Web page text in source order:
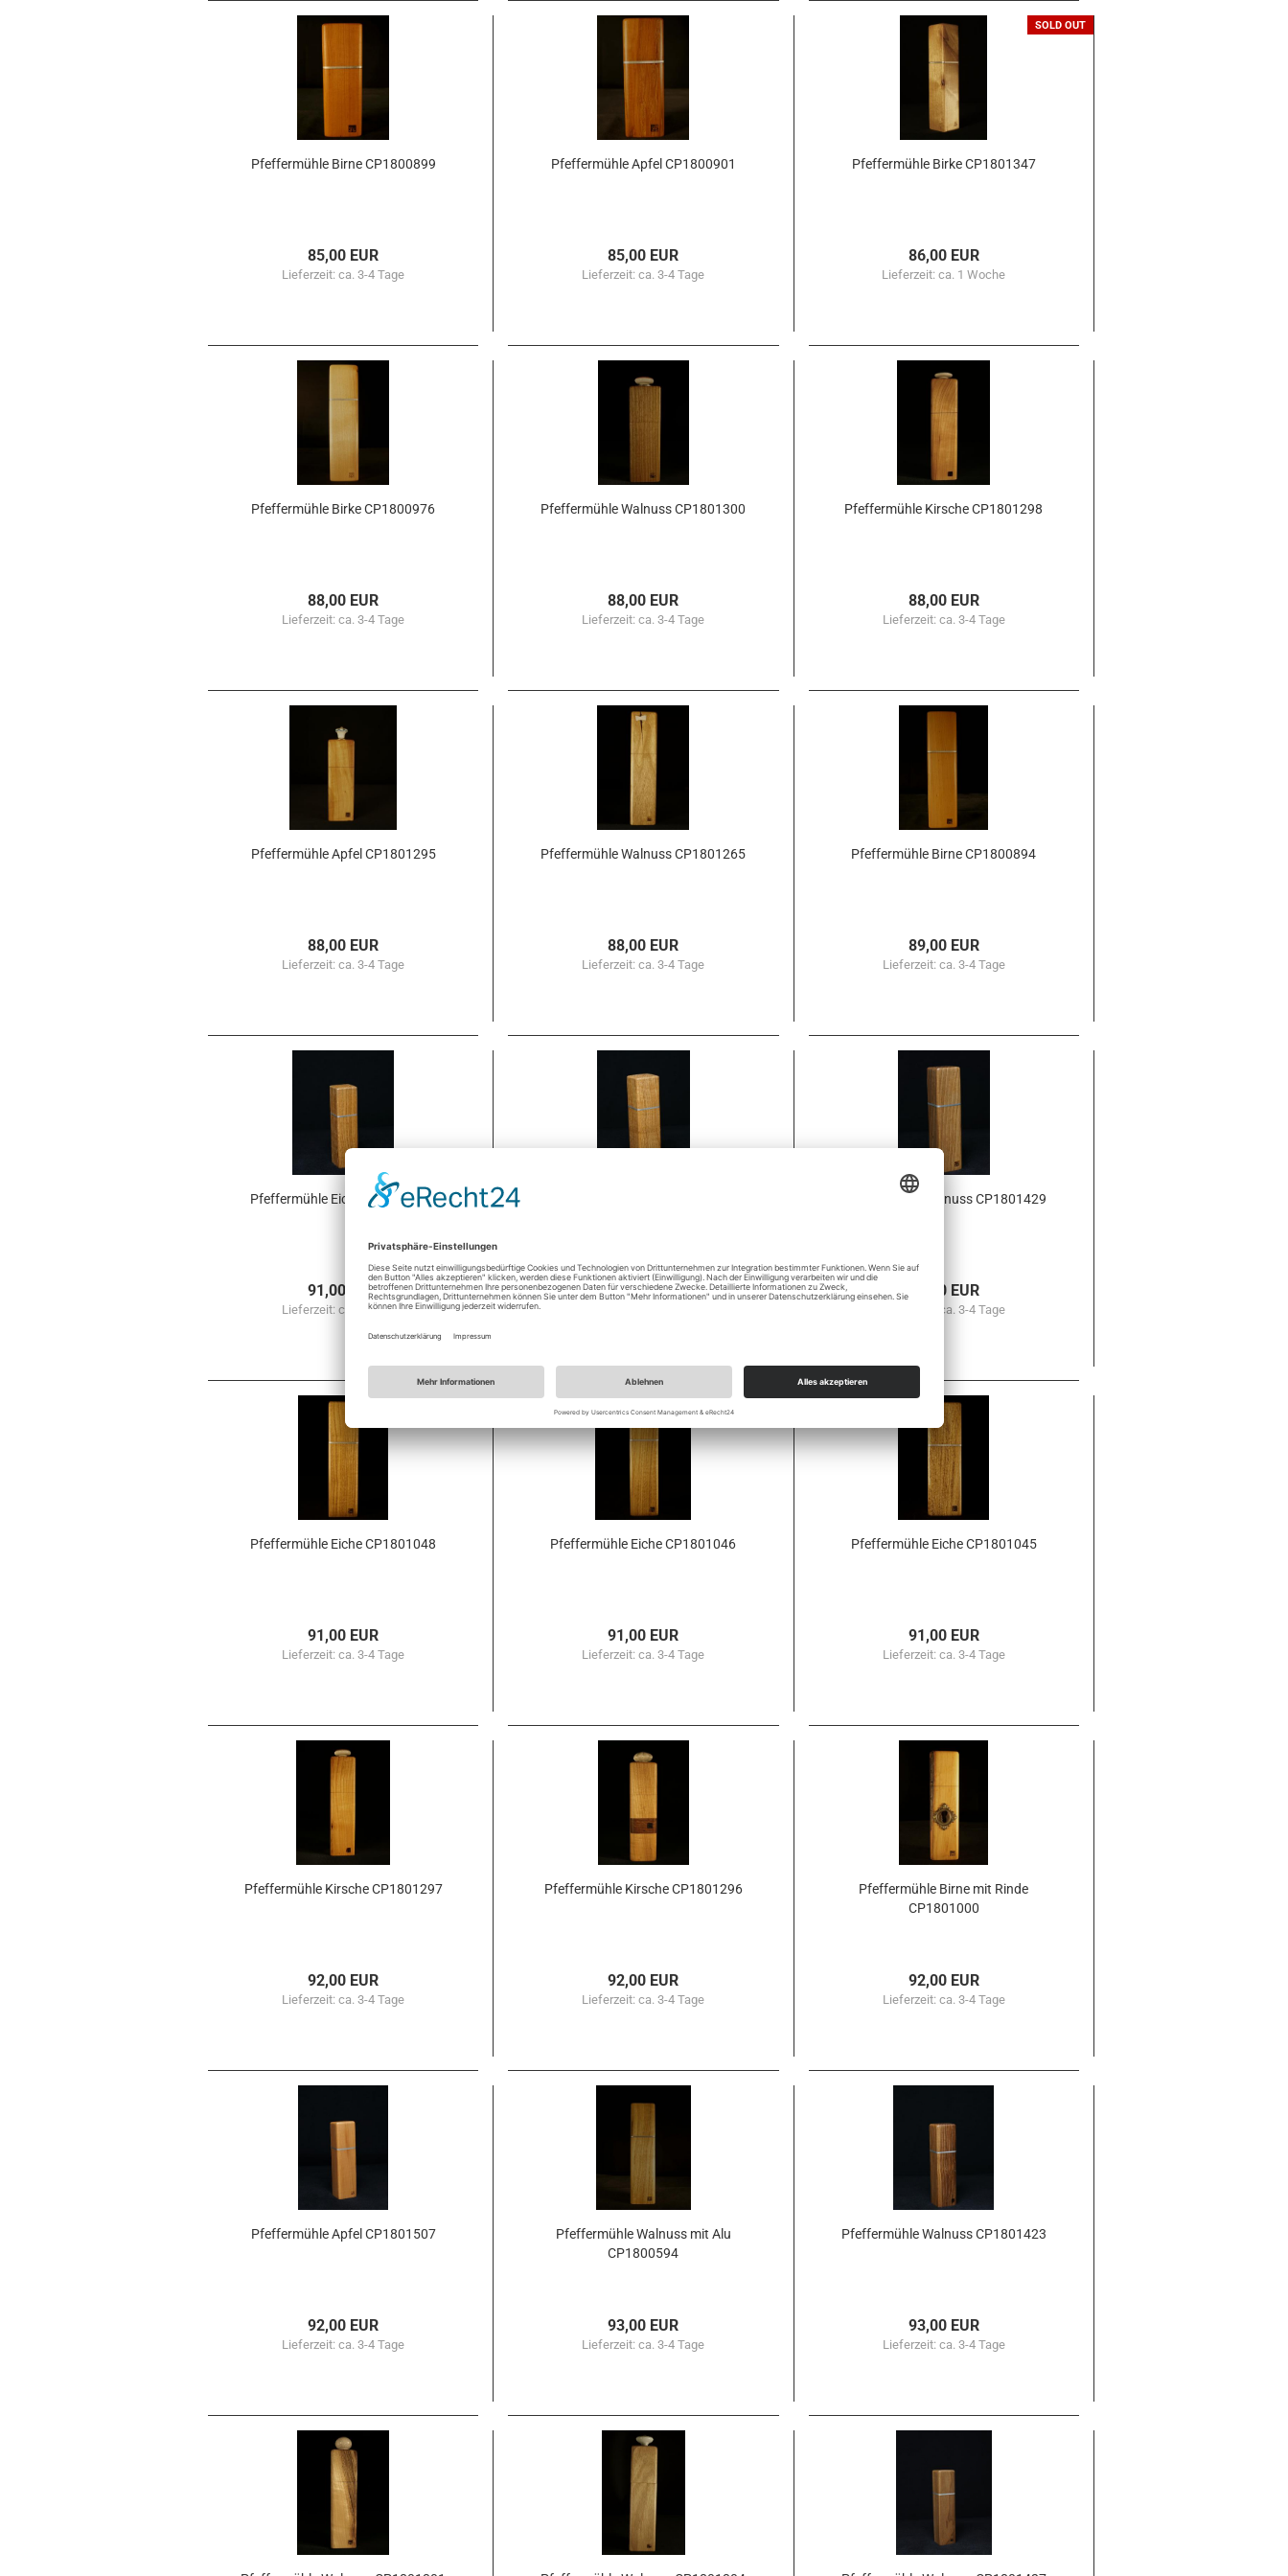
Pfef­fer­müh­le Birne CP1800899
85,00 EUR
Lieferzeit:ca. 3-4 Tage
Pfef­fer­müh­le Apfel CP1800901
85,00 EUR
Lieferzeit:ca. 3-4 Tage
SOLD OUT
Pfef­fer­müh­le Birke CP1801347
86,00 EUR
Lieferzeit:ca. 1 Woche
Pfef­fer­müh­le Birke CP1800976
88,00 EUR
Lieferzeit:ca. 3-4 Tage
Pfef­fer­müh­le Wal­nuss CP1801300
88,00 EUR
Lieferzeit:ca. 3-4 Tage
Pfef­fer­müh­le Kir­sche CP1801298
88,00 EUR
Lieferzeit: ca. 3-4 Tage
Pfef­fer­müh­le Apfel CP1801295
88,00 EUR
Lieferzeit:ca. 3-4 Tage
Pfef­fer­müh­le Wal­nuss CP1801265
88,00 EUR
Lieferzeit:ca. 3-4 Tage
Pfef­fer­müh­le Birne CP1800894
89,00 EUR
Lieferzeit: ca. 3-4 Tage
Pfef­fer­müh­le Eiche CP1801407
91,00 EUR
Lieferzeit:ca. 3-4 Tage
91,00 EUR
Pfef­fer­müh­le Wal­nuss CP1801429
91,00 EUR
ca. 3-4 Tage
Pfef­fer­müh­le Eiche CP1801048
91,00 EUR
Lieferzeit:ca. 3-4 Tage
Pfef­fer­müh­le Eiche CP1801046
91,00 EUR
Lieferzeit:ca. 3-4 Tage
Pfef­fer­müh­le Eiche CP1801045
91,00 EUR
Lieferzeit: ca. 3-4 Tage
Pfef­fer­müh­le Kir­sche CP1801297
92,00 EUR
Lieferzeit:ca. 3-4 Tage
Pfef­fer­müh­le Kir­sche CP1801296
92,00 EUR
Lieferzeit:ca. 3-4 Tage
Pfef­fer­müh­le Birne mit Rinde
CP1801000
92,00 EUR
Lieferzeit: ca. 3-4 Tage
Pfef­fer­müh­le Apfel CP1801507
92,00 EUR
Lieferzeit:ca. 3-4 Tage
Pfef­fer­müh­le Wal­nuss mit Alu
CP1800594
93,00 EUR
Lieferzeit:ca. 3-4 Tage
Pfef­fer­müh­le Wal­nuss CP1801423
93,00 EUR
Lieferzeit: ca. 3-4 Tage